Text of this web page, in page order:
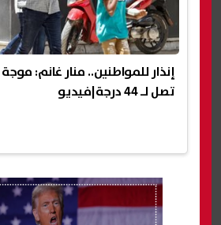
إنذار للمواطنين.. منار غانم:
تصل لـ 44 درجة|فيديو